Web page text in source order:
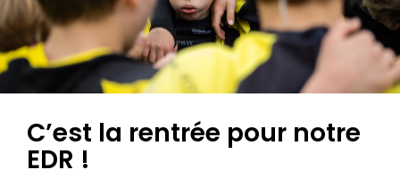
C’est la rentrée pour notre
EDR !